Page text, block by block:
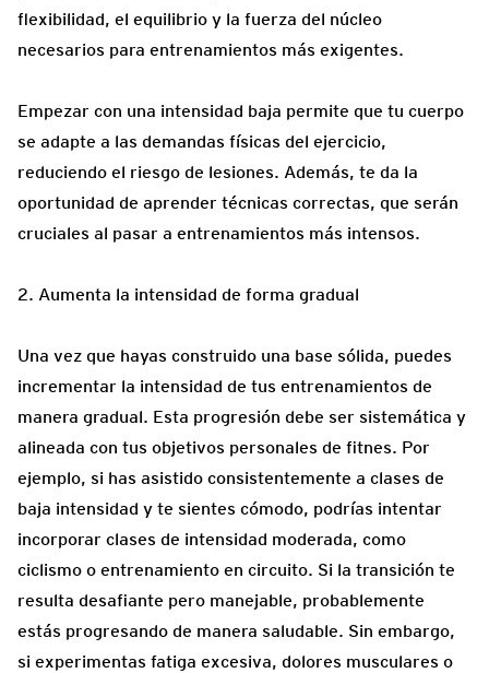
flexibilidad, el equilibrio y la fuerza del núcleo
necesarios para entrenamientos más exigentes.
Empezar con una intensidad baja permite que tu cuerpo
se adapte a las demandas físicas del ejercicio,
reduciendo el riesgo de lesiones. Además, te da la
oportunidad de aprender técnicas correctas, que serán
cruciales al pasar a entrenamientos más intensos.
2. Aumenta la intensidad de forma gradual
Una vez que hayas construido una base sólida, puedes
incrementar la intensidad de tus entrenamientos de
manera gradual. Esta progresión debe ser sistemática y
alineada con tus objetivos personales de fitnes. Por
ejemplo, si has asistido consistentemente a clases de
baja intensidad y te sientes cómodo, podrías intentar
incorporar clases de intensidad moderada, como
ciclismo o entrenamiento en circuito. Si la transición te
resulta desafiante pero manejable, probablemente
estás progresando de manera saludable. Sin embargo,
si experimentas fatiga excesiva, dolores musculares o